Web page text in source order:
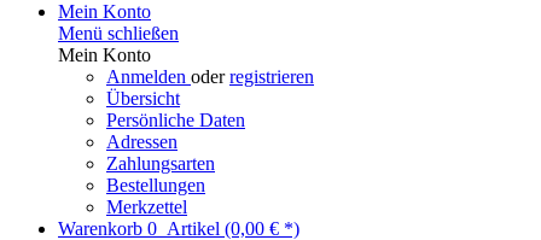
Mein Konto
Menü schließen
Mein Konto
Anmelden oderregistrieren
Übersicht
Persönliche Daten
Adressen
Zahlungsarten
Bestellungen
Merkzettel
Warenkorb 0 Artikel (0,00 € *)